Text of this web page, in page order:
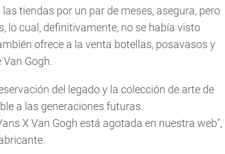
tiendas por un par de meses, asegura, pero
lo cual, definitivamente, no se había visto
ofrece a la venta botellas, posavasos y
Gogh.
del legado y la colección de arte de
a las generaciones futuras.
X Van Gogh está agotada en nuestra web",